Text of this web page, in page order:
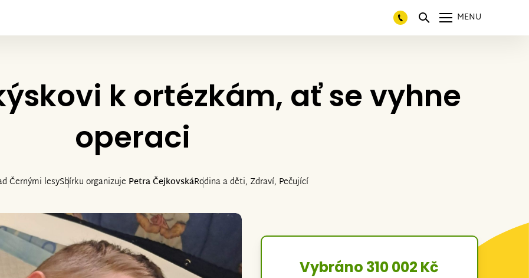
MENU
k ortézkám, ať se vyhne
operaci
Černými lesySbírku organizuje Petra ČejkovskáRodina a děti, Zdraví, Pečující
Vybráno 310 002 Kč